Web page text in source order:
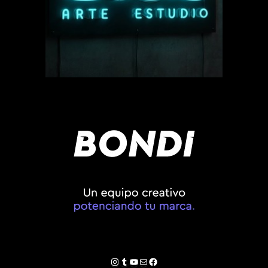
Instagram
Tumblr
YouTube
Correo electrónico
Facebook